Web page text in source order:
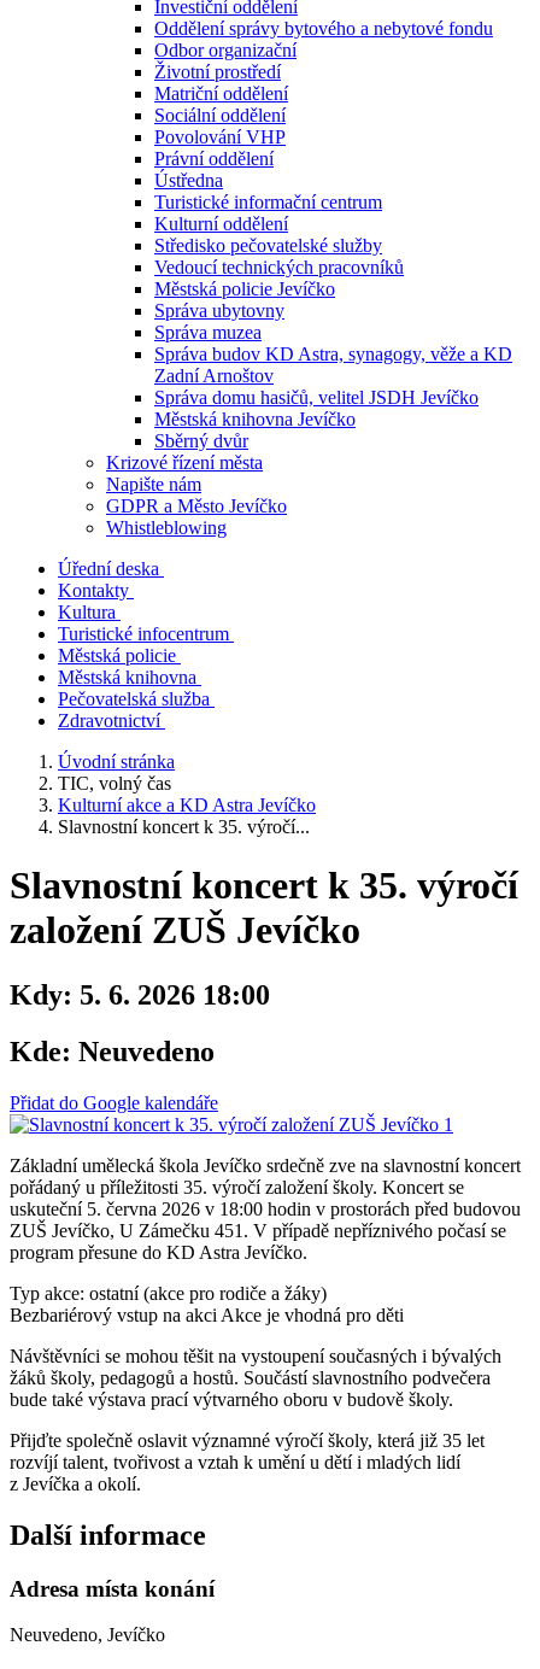
Investiční oddělení
Oddělení správy bytového a nebytové fondu
Odbor organizační
Životní prostředí
Matriční oddělení
Sociální oddělení
Povolování VHP
Právní oddělení
Ústředna
Turistické informační centrum
Kulturní oddělení
Středisko pečovatelské služby
Vedoucí technických pracovníků
Městská policie Jevíčko
Správa ubytovny
Správa muzea
Správa budov KD Astra, synagogy, věže a KD
Zadní Arnoštov
Správa domu hasičů, velitel JSDH Jevíčko
Městská knihovna Jevíčko
Sběrný dvůr
Krizové řízení města
Napište nám
GDPR a Město Jevíčko
Whistleblowing
Úřední deska
Kontakty
Kultura
Turistické infocentrum
Městská policie
Městská knihovna
Pečovatelská služba
Zdravotnictví
Úvodní stránka
TIC, volný čas
Kulturní akce a KD Astra Jevíčko
Slavnostní koncert k 35. výročí...
Slavnostní koncert k 35. výročí
založení ZUŠ Jevíčko
Kdy: 5. 6. 2026 18:00
Kde: Neuvedeno
Přidat do Google kalendáře
Základní umělecká škola Jevíčko srdečně zve na slavnostní koncert
pořádaný u příležitosti 35. výročí založení školy. Koncert se
uskuteční 5. června 2026 v 18:00 hodin v prostorách před budovou
ZUŠ Jevíčko, U Zámečku 451. V případě nepříznivého počasí se
program přesune do KD Astra Jevíčko.
Typ akce: ostatní (akce pro rodiče a žáky)
Bezbariérový vstup na akci Akce je vhodná pro děti
Návštěvníci se mohou těšit na vystoupení současných i bývalých
žáků školy, pedagogů a hostů. Součástí slavnostního podvečera
bude také výstava prací výtvarného oboru v budově školy.
Přijďte společně oslavit významné výročí školy, která již 35 let
rozvíjí talent, tvořivost a vztah k umění u dětí i mladých lidí
z Jevíčka a okolí.
Další informace
Adresa místa konání
Neuvedeno, Jevíčko